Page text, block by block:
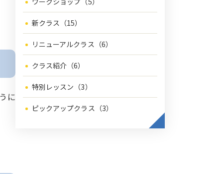
に
新クラス（15）
リニューアルクラス（6）
クラス紹介（6）
特別レッスン（3）
ピックアップクラス（3）